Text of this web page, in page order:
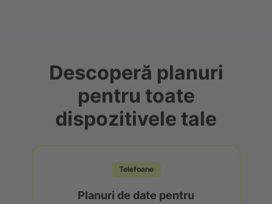
Descoperă planuri
pentru toate
dispozitivele tale
Telefoane
Planuri de date pentru